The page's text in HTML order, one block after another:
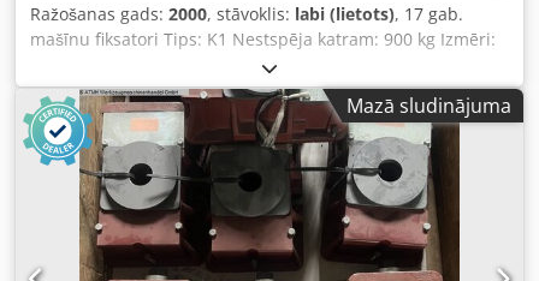
Ražošanas gads: 2000, stāvoklis: labi (lietots), 17 gab.
mašīnu fiksatori Tips: K1 Nestspēja katram: 900 kg Izmēri:
garums 200 mm, platums 100 mm, augstums ar U-veida
paplāksni 80 mm Dedpfxjm Tr Hte Aptskr Vītne: M16 Labā
stāvoklī.
Mazā sludinājuma